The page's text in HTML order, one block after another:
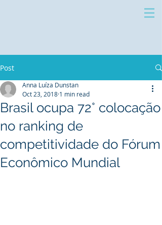
Post
Brasil ocupa 72° colocação
no ranking de
competitividade do Fórum
Econômico Mundial
Anna Luíza Dunstan
Oct 23, 2018 1 min read